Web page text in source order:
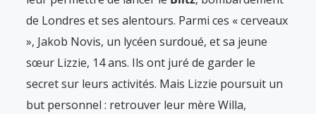
de Londres et ses alentours. Parmi ces « cerveaux
», Jakob Novis, un lycéen surdoué, et sa jeune
sœur Lizzie, 14 ans. Ils ont juré de garder le
secret sur leurs activités. Mais Lizzie poursuit un
but personnel : retrouver leur mère Willa,